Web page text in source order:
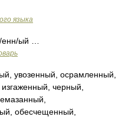
языка
ый …
увозенный, осрамленный,
черный,
обесчещенный,